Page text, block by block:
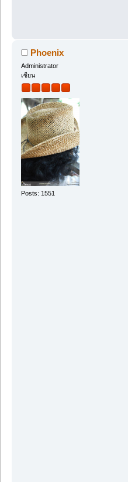
Phoenix
Administrator
เซียน
Posts: 1551